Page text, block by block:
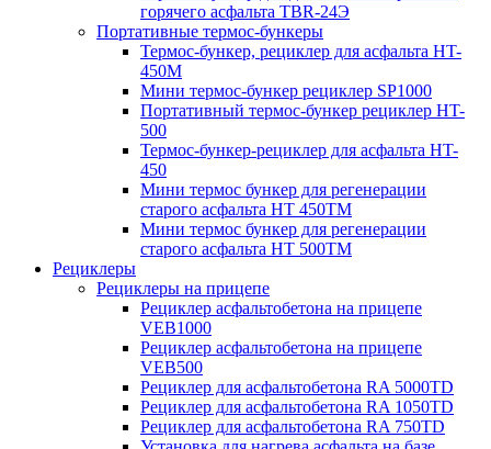
горячего асфальта TBR-24Э
Портативные термос-бункеры
Термос-бункер, рециклер для асфальта HT-
450M
Мини термос-бункер рециклер SP1000
Портативный термос-бункер рециклер HT-
500
Термос-бункер-рециклер для асфальта HT-
450
Мини термос бункер для регенерации
старого асфальта НТ 450ТМ
Мини термос бункер для регенерации
старого асфальта НТ 500ТМ
Рециклеры
Рециклеры на прицепе
Рециклер асфальтобетона на прицепе
VEB1000
Рециклер асфальтобетона на прицепе
VEB500
Рециклер для асфальтобетона RA 5000TD
Рециклер для асфальтобетона RA 1050TD
Рециклер для асфальтобетона RA 750TD